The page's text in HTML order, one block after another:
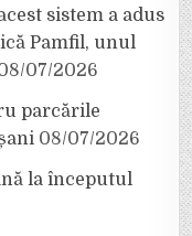
sistem a adus
Pamfil, unul
07/2026
parcările
08/07/2026
la începutul